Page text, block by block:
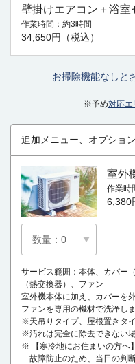
壁掛けエアコン＋浴室
作業時間 約3時間
34,650円（税込）
お掃除機能なしと
※予め対応エ
追加メニュー、オプショ
室外
作業時
6,380
サービス範囲：本体、カバー
（熱交換器）、ファン
室外機本体に加え、カバーを
ファンを専用の機材で洗浄しま
※天吊りタイプ、屋根置きタ
※汚れは完全に除去できない
※ 【寒冷地にお住まいの方へ
故障防止のため、当日の判